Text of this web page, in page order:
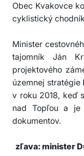
Obec Kvakovce
cyklistický
Minister
tajomník Ján
projektového
územnej stratégie
v roku 2018, keď
nad Topľou a je
dokumentov.
zľava: minister